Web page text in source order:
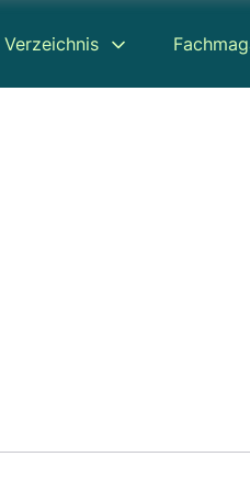
Verzeichnis